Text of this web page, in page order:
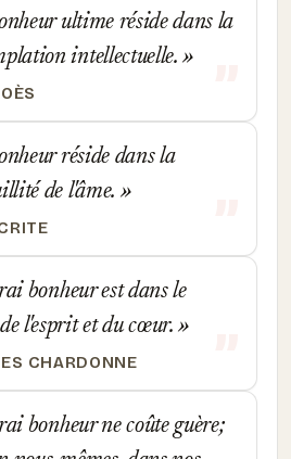
ultime réside dans la
intellectuelle.
réside dans la
de l'âme.
bonheur est dans le
l'esprit et du cœur.
CHARDONNE
bonheur ne coûte guère;